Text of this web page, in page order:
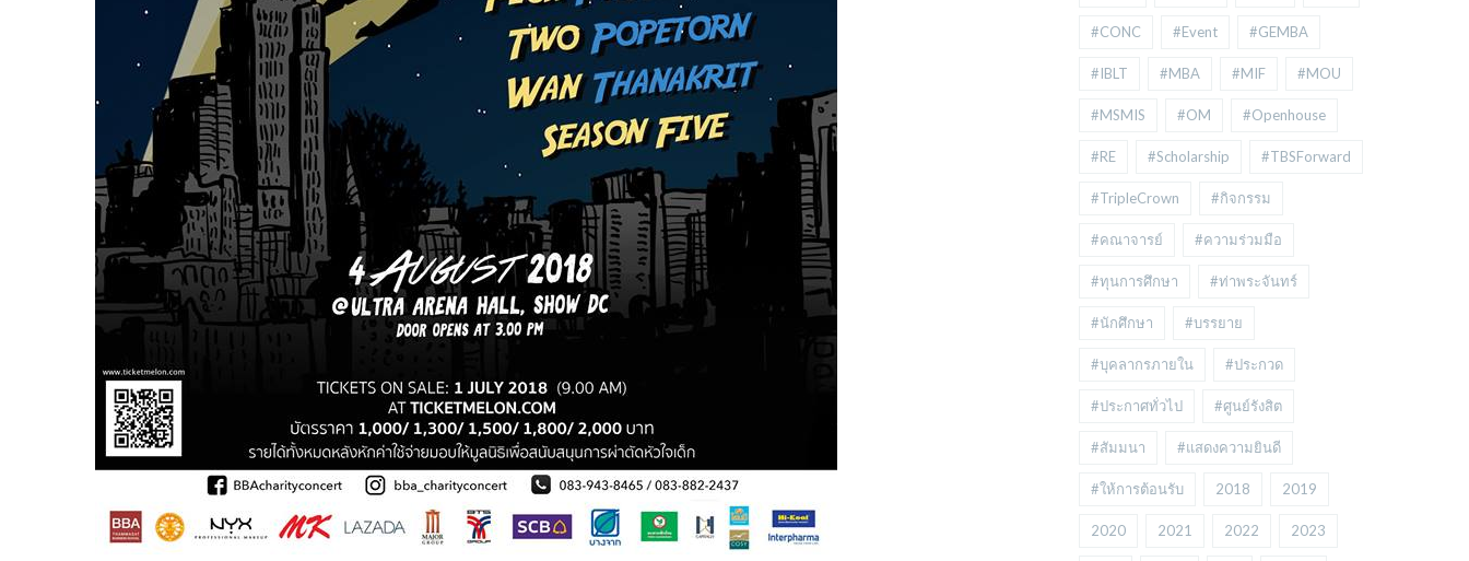
#CONC #Event #GEMBA
#IBLT #MBA #MIF #MOU
#MSMIS #OM #Openhouse
#RE #Scholarship #TBSForward
#TripleCrown #กิจกรรม
#คณาจารย์ #ความร่วมมือ
#ทุนการศึกษา #ท่าพระจันทร์
#นักศึกษา #บรรยาย
#บุคลากรภายใน #ประกวด
#ประกาศทั่วไป #ศูนย์รังสิต
#สัมมนา #แสดงความยินดี
#ให้การต้อนรับ 2018 2019
2020 2021 2022 2023